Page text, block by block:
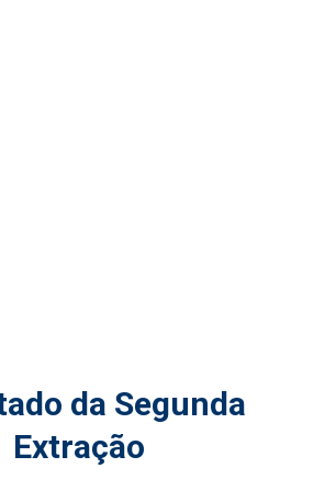
da Segunda
Extração